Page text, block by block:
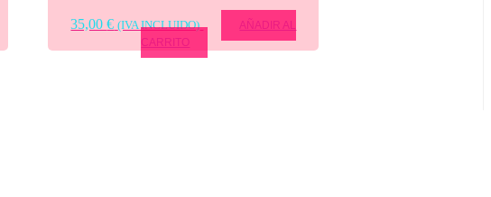
35,00€ (IVA INCLUIDO)
AÑADIR AL
CARRITO